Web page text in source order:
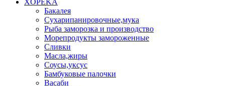
XOPEKA
Бакалея
Сухарипанировочные,мука
Рыба заморозка и производство
Морепродукты замороженные
Сливки
Масла,жиры
Соусы,уксус
Бамбуковые палочки
Васаби